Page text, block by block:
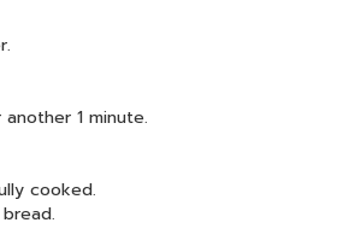
1 minute.
cooked.